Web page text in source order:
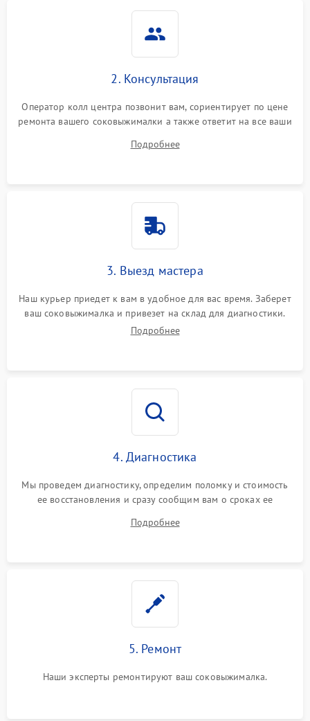
2. Консультация
Оператор колл центра позвонит вам, сориентирует по цене
ремонта вашего соковыжималки а также ответит на все ваши
Подробнее
3. Выезд мастера
Наш курьер приедет к вам в удобное для вас время. Заберет
ваш соковыжималка и привезет на склад для диагностики.
Подробнее
4. Диагностика
Мы проведем диагностику, определим поломку и стоимость
ее восстановления и сразу сообщим вам о сроках ее
Подробнее
5. Ремонт
Наши эксперты ремонтируют ваш соковыжималка.